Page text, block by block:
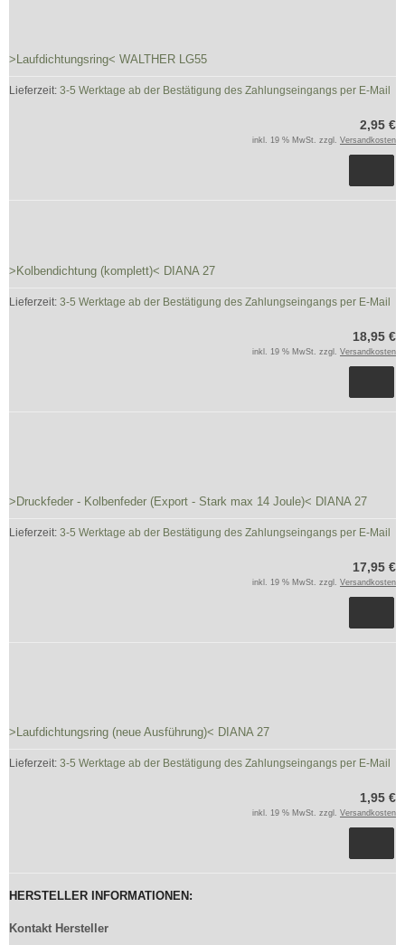
>Laufdichtungsring< WALTHER LG55
Lieferzeit: 3-5 Werktage ab der Bestätigung des Zahlungseingangs per E-Mail
2,95 €
inkl. 19 % MwSt. zzgl. Versandkosten
>Kolbendichtung (komplett)< DIANA 27
Lieferzeit: 3-5 Werktage ab der Bestätigung des Zahlungseingangs per E-Mail
18,95 €
inkl. 19 % MwSt. zzgl. Versandkosten
>Druckfeder - Kolbenfeder (Export - Stark max 14 Joule)< DIANA 27
Lieferzeit: 3-5 Werktage ab der Bestätigung des Zahlungseingangs per E-Mail
17,95 €
inkl. 19 % MwSt. zzgl. Versandkosten
>Laufdichtungsring (neue Ausführung)< DIANA 27
Lieferzeit: 3-5 Werktage ab der Bestätigung des Zahlungseingangs per E-Mail
1,95 €
inkl. 19 % MwSt. zzgl. Versandkosten
HERSTELLER INFORMATIONEN:
Kontakt Hersteller